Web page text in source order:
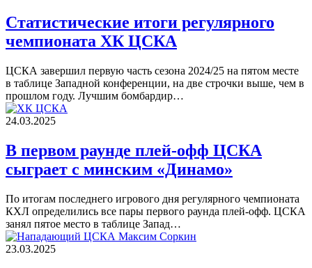
Статистические итоги регулярного
чемпионата ХК ЦСКА
ЦСКА завершил первую часть сезона 2024/25 на пятом месте
в таблице Западной конференции, на две строчки выше, чем в
прошлом году. Лучшим бомбардир…
24.03.2025
В первом раунде плей-офф ЦСКА
сыграет с минским «Динамо»
По итогам последнего игрового дня регулярного чемпионата
КХЛ определились все пары первого раунда плей-офф. ЦСКА
занял пятое место в таблице Запад…
23.03.2025